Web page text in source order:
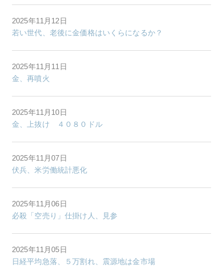
2025年11月12日
若い世代、老後に金価格はいくらになるか？
2025年11月11日
金、再噴火
2025年11月10日
金、上抜け ４０８０ドル
2025年11月07日
伏兵、米労働統計悪化
2025年11月06日
必殺「空売り」仕掛け人、見参
2025年11月05日
日経平均急落、５万割れ、震源地は金市場